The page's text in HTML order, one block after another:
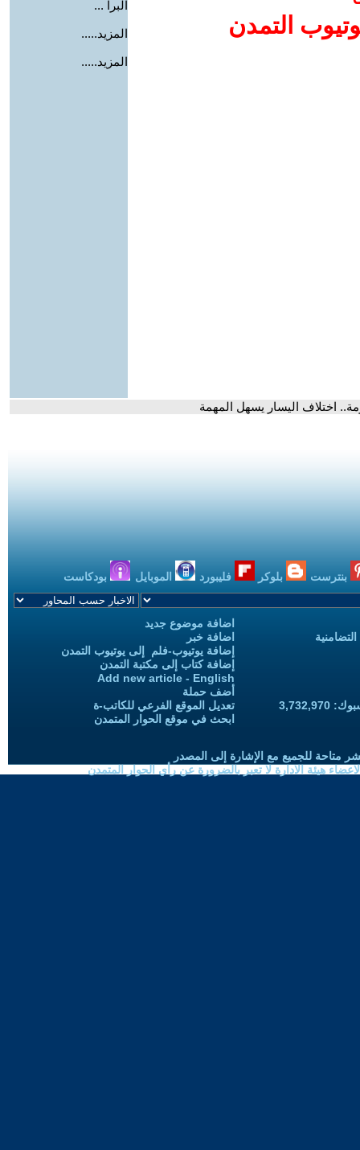
التمدن
البرا ...
المزيد.....
المزيد.....
اختلاف اليسار يسهل المهمة
بنترست بلوكر فليبورد الموبايل بودكاست
اضافة موضوع جديد
اضافة خبر
إضافة يوتيوب-فلم إلى يوتيوب التمدن
إضافة كتاب إلى مكتبة التمدن
Add new article - English
أضف حملة
تعديل الموقع الفرعي للكاتب-ة
ابحث في موقع الحوار المتمدن
متاحة للجميع مع الإشارة إلى المصدر
هيئة الادارة لا تعبر بالضرورة عن رأي الحوار المتمدن